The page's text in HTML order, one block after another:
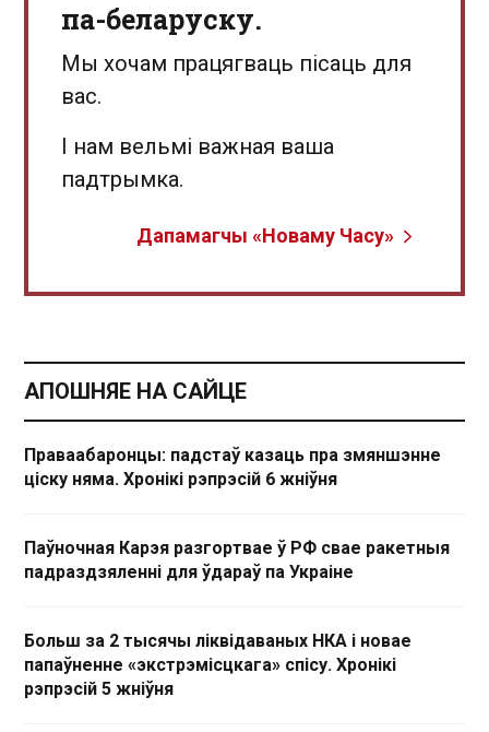
па-беларуску.
Мы хочам працягваць пісаць для
вас.
І нам вельмі важная ваша
падтрымка.
Дапамагчы «Новаму Часу»
АПОШНЯЕ НА САЙЦЕ
Праваабаронцы: падстаў казаць пра змяншэнне
ціску няма. Хронікі рэпрэсій 6 жніўня
Паўночная Карэя разгортвае ў РФ свае ракетныя
падраздзяленні для ўдараў па Украіне
Больш за 2 тысячы ліквідаваных НКА і новае
папаўненне «экстрэмісцкага» спісу. Хронікі
рэпрэсій 5 жніўня